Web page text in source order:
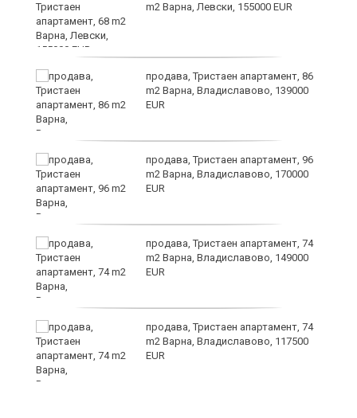
m2 Варна, Левски, 155000 EUR
продава, Тристаен апартамент, 86
m2 Варна, Владиславово, 139000
EUR
продава, Тристаен апартамент, 96
m2 Варна, Владиславово, 170000
EUR
продава, Тристаен апартамент, 74
m2 Варна, Владиславово, 149000
EUR
продава, Тристаен апартамент, 74
m2 Варна, Владиславово, 117500
EUR